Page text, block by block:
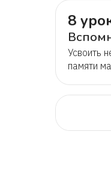
8
Усвоить
памяти